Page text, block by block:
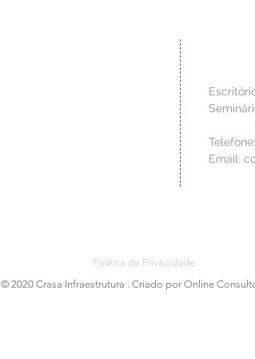
Email:
Política de Privacidade
© 2020 Crasa Infraestrutura . Criado por Online